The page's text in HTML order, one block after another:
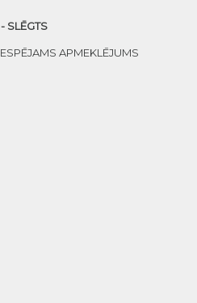
SLĒGTS
APMEKLĒJUMS